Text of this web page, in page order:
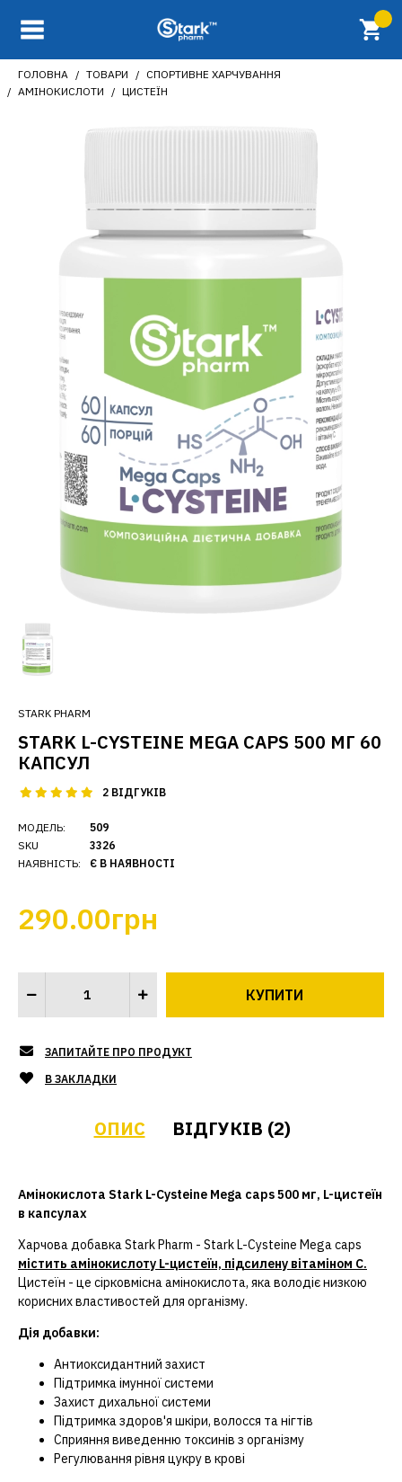
ГОЛОВНА ТОВАРИ
СПОРТИВНЕ ХАРЧУВАННЯ
АМІНОКИСЛОТИ
ЦИСТЕЇН
STARK PHARM
STARK L-CYSTEINE MEGA CAPS 500 МГ 60
КАПСУЛ
2 ВІДГУКІВ
МОДЕЛЬ:
SKU
НАЯВНІСТЬ:
509
3326
Є В НАЯВНОСТІ
290.00грн
ЗАПИТАЙТЕ ПРО ПРОДУКТ
В ЗАКЛАДКИ
ОПИС ВІДГУКІВ (2)
Амінокислота Stark L-Cysteine Mega caps 500 мг, L-цистеїн
в капсулах
Харчова добавка Stark Pharm - Stark L-Cysteine Mega caps
містить амінокислоту L-цистеїн, підсилену вітаміном C.
Цистеїн - це сірковмісна амінокислота, яка володіє низкою
корисних властивостей для організму.
Дія добавки:
Антиоксидантний захист
Підтримка імунної системи
Захист дихальної системи
Підтримка здоров'я шкіри, волосся та нігтів
Сприяння виведенню токсинів з організму
Регулювання рівня цукру в крові